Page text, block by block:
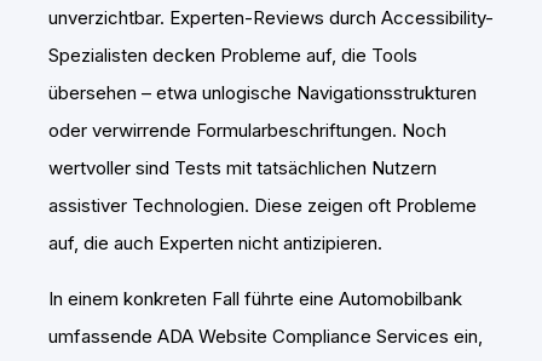
unverzichtbar. Experten-Reviews durch Accessibility-
Spezialisten decken Probleme auf, die Tools
übersehen – etwa unlogische Navigationsstrukturen
oder verwirrende Formularbeschriftungen. Noch
wertvoller sind Tests mit tatsächlichen Nutzern
assistiver Technologien. Diese zeigen oft Probleme
auf, die auch Experten nicht antizipieren.
In einem konkreten Fall führte eine Automobilbank
umfassende ADA Website Compliance Services ein,